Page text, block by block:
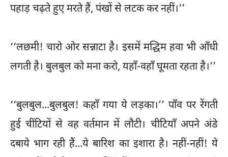
पहाड़ चढ़ते हुए मरते हैं, पंखों से लटक कर नहीं।’’
‘‘लछमी! चारो ओर सन्नाटा है। इसमें मद्धिम हवा भी आँधी
लगती है। बुलबुल को मना करो, यहाँ-वहाँ घूमता रहता है।’’
‘‘बुलबुल...बुलबुल! कहाँ गया ये लड़का।’’ पाँव पर रेंगती
हुई चींटियों से वह वर्तमान में लौटी। चीटियाँ अपने अंडे
दबाये भाग रही हैं...ये बारिश का इशारा है। नहीं-नहीं! ये